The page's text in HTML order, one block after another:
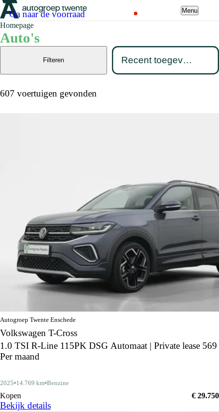
Menu
Homepage
Auto's
Ga naar de voorraad
607 voertuigen gevonden
Filteren
Autogroep Twente Enschede
Volkswagen T-Cross
1.0 TSI R-Line 115PK DSG Automaat | Private lease 569
Per maand
2025 14.769 km Benzine
Kopen € 29.750
Bekijk details